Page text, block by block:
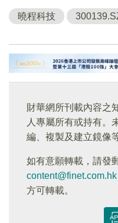
曉程科技
財華網所刊載內容之
人專屬所有或持有。
編、複製及建立鏡像
如有意願轉載，請發
content@finet.com.hk
方可轉載。